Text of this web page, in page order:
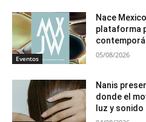
Eventos
Nace
plataforma
05/08/2026
Nanis
donde el
luz y sonido